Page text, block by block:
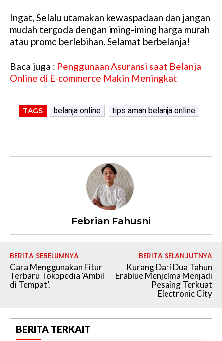
Ingat, Selalu utamakan kewaspadaan dan jangan
mudah tergoda dengan iming-iming harga murah
atau promo berlebihan. Selamat berbelanja!
Baca juga : Penggunaan Asuransi saat Belanja
Online di E-commerce Makin Meningkat
TAGS belanja online tips aman belanja online
Febrian Fahusni
BERITA SEBELUMNYA
Cara Menggunakan Fitur
Terbaru Tokopedia ‘Ambil
di Tempat’.
BERITA SELANJUTNYA
Kurang Dari Dua Tahun
Erablue Menjelma Menjadi
Pesaing Terkuat
Electronic City
BERITA TERKAIT